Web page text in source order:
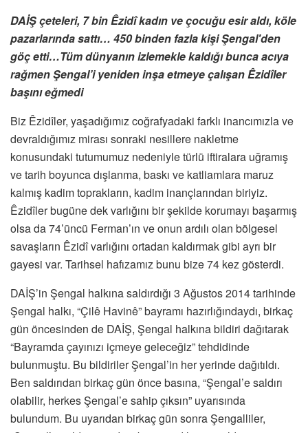
DAİŞ çeteleri, 7 bin Êzidî kadın ve çocuğu esir aldı, köle
pazarlarında sattı… 450 binden fazla kişi Şengal'den
göç etti…Tüm dünyanın izlemekle kaldığı bunca acıya
rağmen Şengal’i yeniden inşa etmeye çalışan Êzidîler
başını eğmedi
Biz Êzidîler, yaşadığımız coğrafyadaki farklı inancımızla ve
devraldığımız mirası sonraki nesillere nakletme
konusundaki tutumumuz nedeniyle türlü iftiralara uğramış
ve tarih boyunca dışlanma, baskı ve katliamlara maruz
kalmış kadim toprakların, kadim inançlarından biriyiz.
Êzidîler bugüne dek varlığını bir şekilde korumayı başarmış
olsa da 74’üncü Ferman’ın ve onun ardılı olan bölgesel
savaşların Êzidî varlığını ortadan kaldırmak gibi ayrı bir
gayesi var. Tarihsel hafızamız bunu bize 74 kez gösterdi.
DAİŞ’in Şengal halkına saldırdığı 3 Ağustos 2014 tarihinde
Şengal halkı, “Çilê Havinê” bayramı hazırlığındaydı, birkaç
gün öncesinden de DAİŞ, Şengal halkına bildiri dağıtarak
“Bayramda çayınızı içmeye geleceğiz” tehdidinde
bulunmuştu. Bu bildiriler Şengal’in her yerinde dağıtıldı.
Ben saldırıdan birkaç gün önce basına, “Şengal’e saldırı
olabilir, herkes Şengal’e sahip çıksın” uyarısında
bulundum. Bu uyarıdan birkaç gün sonra Şengalliler,